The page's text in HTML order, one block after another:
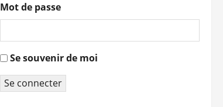
Mot de passe
Se souvenir de moi
Se connecter